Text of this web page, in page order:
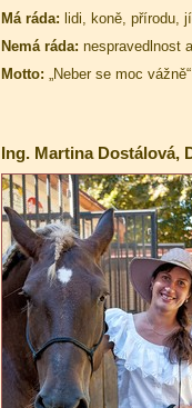
Má ráda: lidi, koně, přírodu,
Nemá ráda: nespravedlnost
Motto: „Neber se moc vážně“
Ing. Martina Dostálová,